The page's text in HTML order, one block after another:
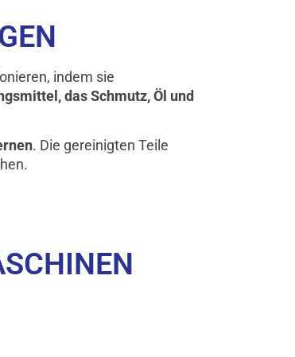
indem sie
das Schmutz, Öl und
. Die gereinigten Teile